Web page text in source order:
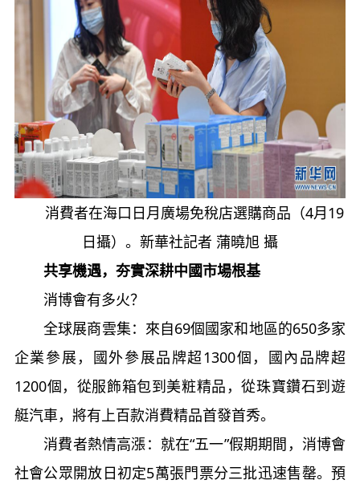
消費者在海口日月廣場免稅店選購商品（4月19
日攝）。新華社記者 蒲曉旭 攝
共享機遇，夯實深耕中國市場根基
消博會有多火？
全球展商雲集：來自69個國家和地區的650多家
企業參展，國外參展品牌超1300個，國內品牌超
1200個，從服飾箱包到美粧精品，從珠寶鑽石到遊
艇汽車，將有上百款消費精品首發首秀。
消費者熱情高漲：就在“五一”假期期間，消博會
社會公眾開放日初定5萬張門票分三批迅速售罄。預